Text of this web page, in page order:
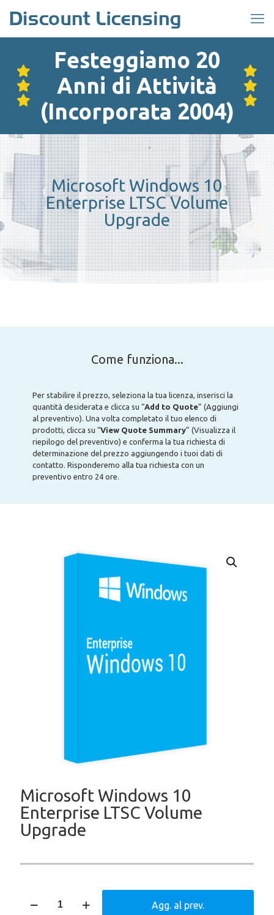
Festeggiamo 20
Anni di Attività
(Incorporata 2004)
Microsoft Windows 10
Enterprise LTSC Volume
Upgrade
Come funziona...
Per stabilire il prezzo, seleziona la tua licenza, inserisci la
quantità desiderata e clicca su “Add to Quote” (Aggiungi
al preventivo). Una volta completato il tuo elenco di
prodotti, clicca su “View Quote Summary” (Visualizza il
riepilogo del preventivo) e conferma la tua richiesta di
determinazione del prezzo aggiungendo i tuoi dati di
contatto. Risponderemo alla tua richiesta con un
preventivo entro 24 ore.
Microsoft Windows 10
Enterprise LTSC Volume
Upgrade
Windows
Agg. al prev.